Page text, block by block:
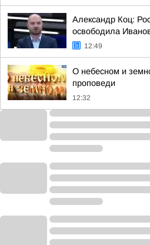
Александр Коц:
освободила
12:49
О небесном и
проповеди
12:32